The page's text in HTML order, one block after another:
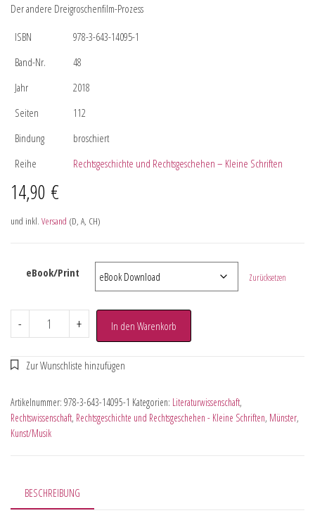
Der andere Dreigroschenfilm-Prozess
ISBN
978-3-643-14095-1
Band-Nr.
48
Jahr
2018
Seiten
112
Bindung
broschiert
Reihe
Rechtsgeschichte und Rechtsgeschehen – Kleine Schriften
14,90 €
und inkl. Versand (D, A, CH)
eBook/Print Zurücksetzen
- + In den Warenkorb
Artikelnummer: 978-3-643-14095-1 Kategorien: Literaturwissenschaft,
Rechtswissenschaft, Rechtsgeschichte und Rechtsgeschehen - Kleine Schriften, Münster,
Kunst/Musik
BESCHREIBUNG